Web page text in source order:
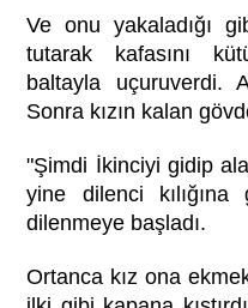
Ve onu yakaladığı
tutarak kafasını
baltayla uçuruverdi.
Sonra kızın kalan
"Şimdi İkinciyi gidip
yine dilenci
dilenmeye başladı.
Ortanca kız ona